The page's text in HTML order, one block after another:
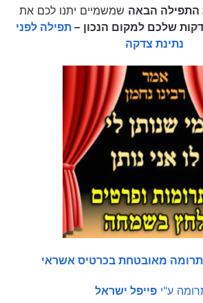
התפילה הבאה שמשמיים יתנו לכם את
שלכם למקום הנכון –תפילה לפני
נתינת צדקה
מאובטחת בכרטיס אשראי
ע"י פייפל ישראל